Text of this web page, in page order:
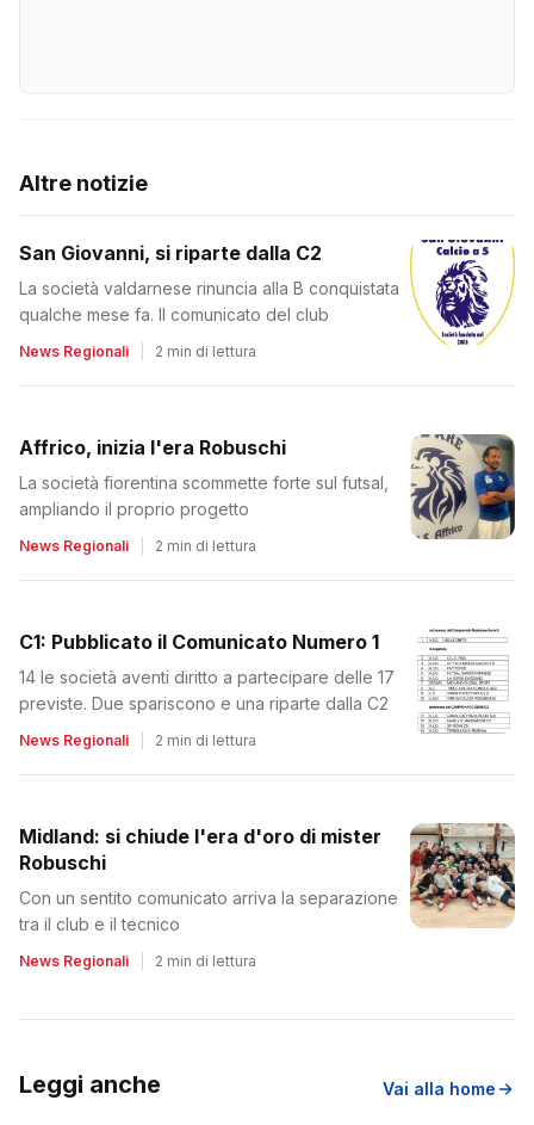
Altre notizie
San Giovanni, si riparte dalla C2
La società valdarnese rinuncia alla B conquistata
qualche mese fa. Il comunicato del club
News Regionali 2 min di lettura
Affrico, inizia l'era Robuschi
La società fiorentina scommette forte sul futsal,
ampliando il proprio progetto
News Regionali 2 min di lettura
C1: Pubblicato il Comunicato Numero 1
14 le società aventi diritto a partecipare delle 17
previste. Due spariscono e una riparte dalla C2
News Regionali 2 min di lettura
Midland: si chiude l'era d'oro di mister
Robuschi
Con un sentito comunicato arriva la separazione
tra il club e il tecnico
News Regionali 2 min di lettura
Leggi anche Vai alla home